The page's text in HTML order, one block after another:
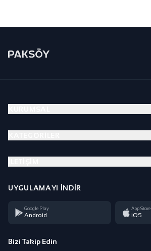
UYGULAMAYI İNDIR
Google Play
Android
App Store
iOS
Bizi Takip Edin